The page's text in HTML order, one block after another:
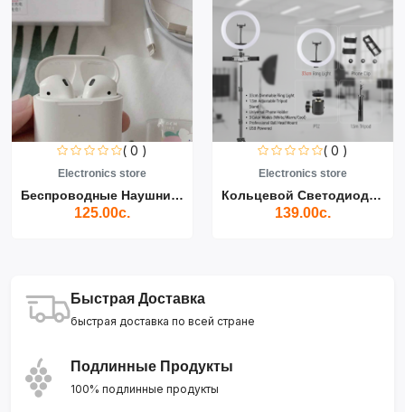
( 0 )
Electronics store
Беспроводные Наушники Air...
125.00с.
( 0 )
Electronics store
Кольцевой Светодиодный Св...
139.00с.
Быстрая Доставка
быстрая доставка по всей стране
Подлинные Продукты
100% подлинные продукты